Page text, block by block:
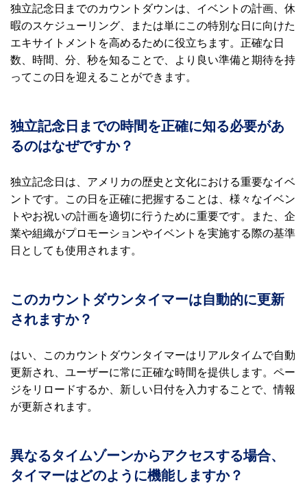
独立記念日までのカウントダウンは、イベントの計画、休
暇のスケジューリング、または単にこの特別な日に向けた
エキサイトメントを高めるために役立ちます。正確な日
数、時間、分、秒を知ることで、より良い準備と期待を持
ってこの日を迎えることができます。
独立記念日までの時間を正確に知る必要があ
るのはなぜですか？
独立記念日は、アメリカの歴史と文化における重要なイベ
ントです。この日を正確に把握することは、様々なイベン
トやお祝いの計画を適切に行うために重要です。また、企
業や組織がプロモーションやイベントを実施する際の基準
日としても使用されます。
このカウントダウンタイマーは自動的に更新
されますか？
はい、このカウントダウンタイマーはリアルタイムで自動
更新され、ユーザーに常に正確な時間を提供します。ペー
ジをリロードするか、新しい日付を入力することで、情報
が更新されます。
異なるタイムゾーンからアクセスする場合、
タイマーはどのように機能しますか？